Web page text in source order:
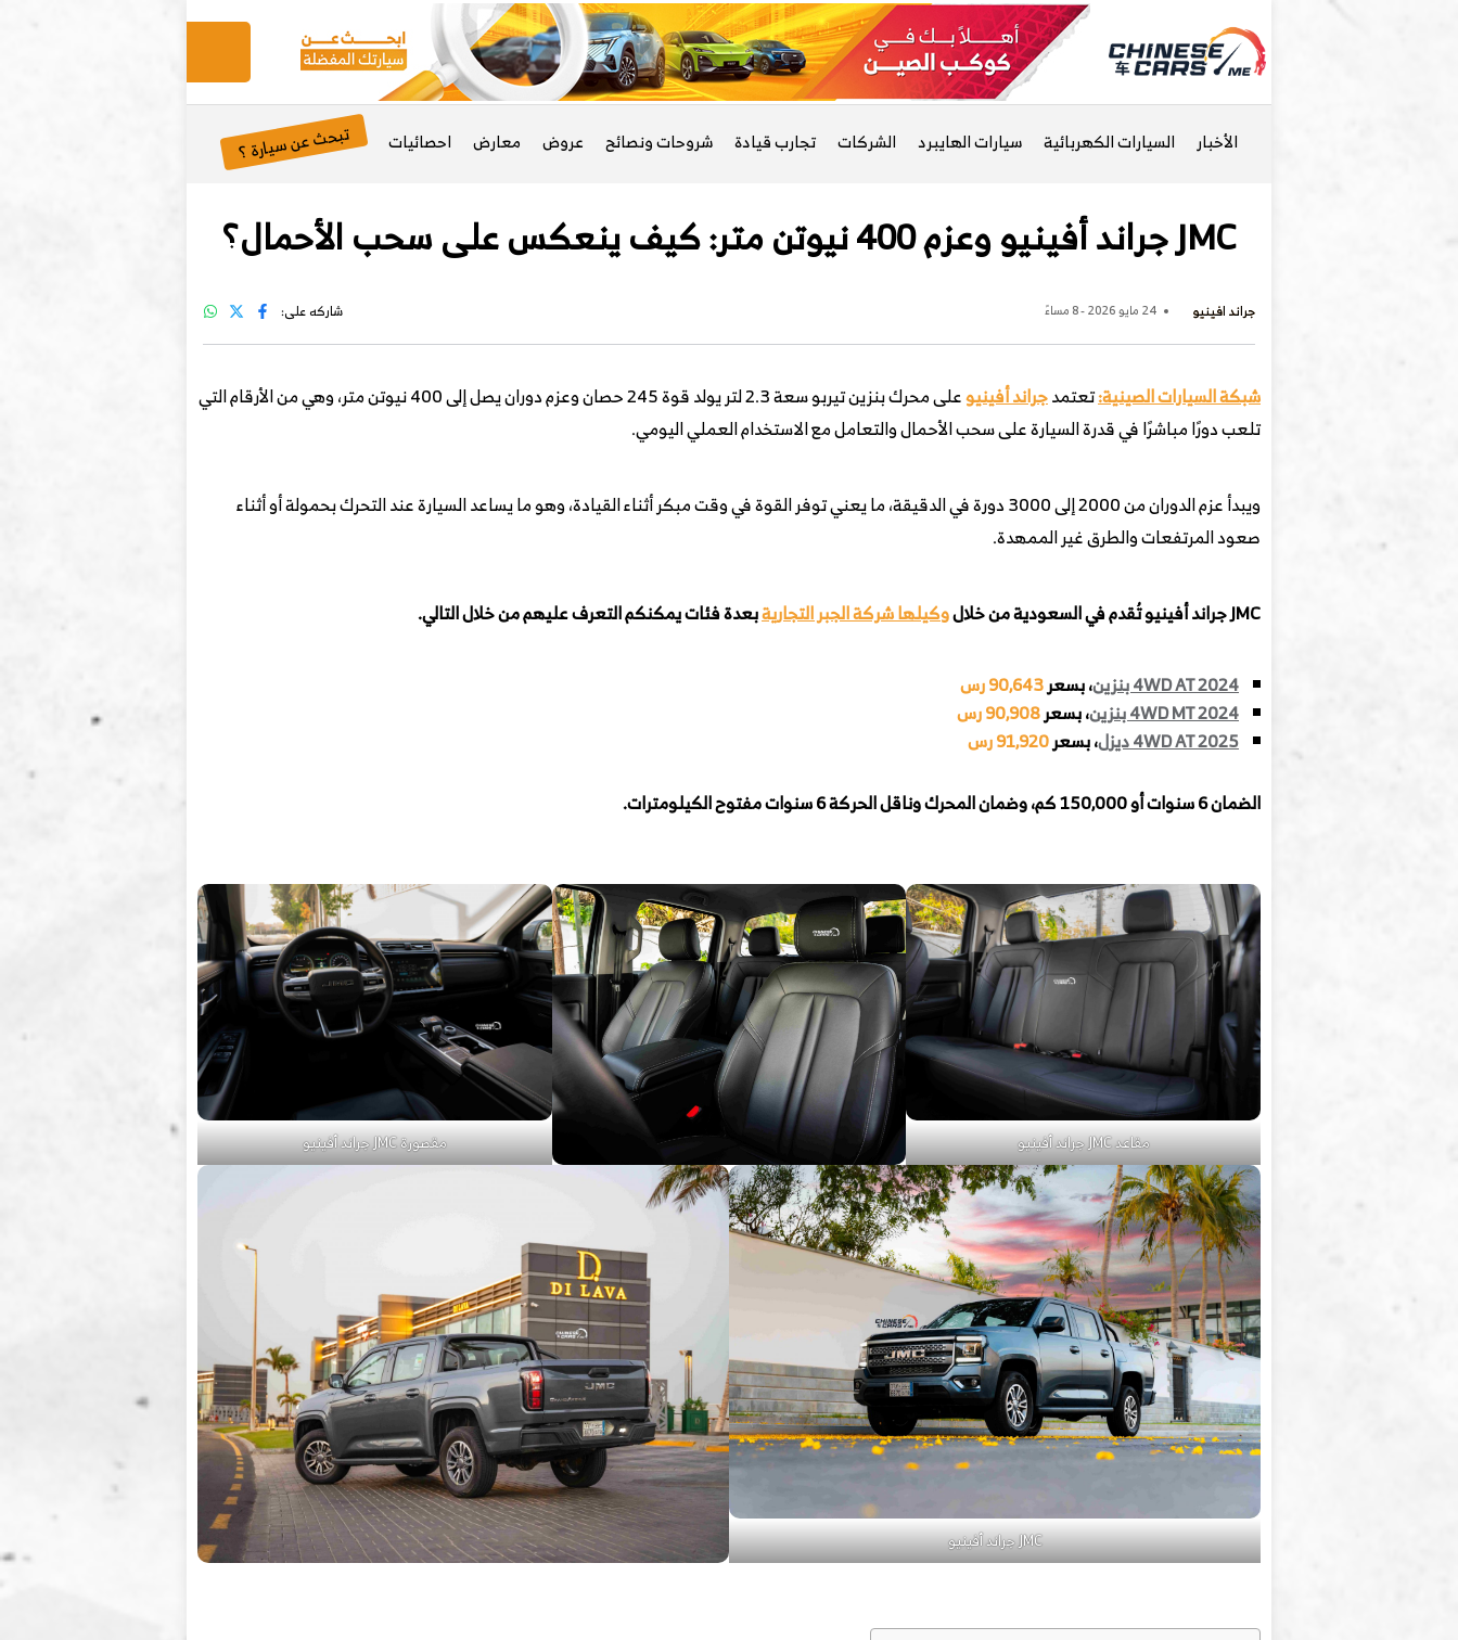
الأخبار السيارات الكهربائية سيارات الهايبرد الشركات تجارب قيادة شروحات ونصائح عروض معارض احصائيات تبحث عن سيارة ؟
JMC جراند أفينيو وعزم 400 نيوتن متر: كيف ينعكس على سحب الأحمال؟
جراند افينيو 24 مايو 2026 - 8 مساءً شاركه على:
شبكة السيارات الصينية:تعتمدجراند أفينيو
على محرك بنزين تيربو سعة 2.3 لتر يولد قوة 245 حصان وعزم دوران يصل إلى 400 نيوتن متر، وهي من الأرقام التي
تلعب دورًا مباشرًا في قدرة السيارة على سحب الأحمال والتعامل مع الاستخدام العملي اليومي.
ويبدأ عزم الدوران من 2000 إلى 3000 دورة في الدقيقة، ما يعني توفر القوة في وقت مبكر أثناء القيادة، وهو ما يساعد السيارة عند التحرك بحمولة أو أثناء
صعود المرتفعات والطرق غير الممهدة.
JMC جراند أفينيو تُقدم في السعودية من خلال وكيلها شركة الجبر التجاريةبعدة فئات يمكنكم التعرف عليهم من خلال التالي.
4WD AT 2024 بنزين ، بسعر90,643 رس
4WD MT 2024 بنزين
، بسعر90,908 رس
4WD AT 2025 ديزل
، بسعر91,920 رس
الضمان 6 سنوات أو 150,000 كم، وضمان المحرك وناقل الحركة 6 سنوات مفتوح الكيلومترات.
مقاعد JMC جراند أفينيو مقصورة JMC جراند أفينيو
JMC جراند أفينيو